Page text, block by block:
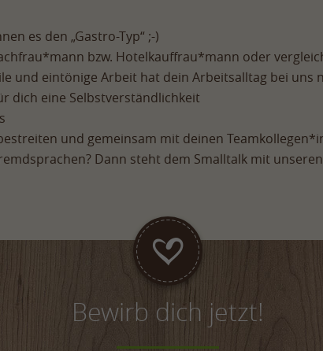
es den „Gastro-Typ“ ;-)
bzw. Hotelkauffrau*mann oder
und eintönige Arbeit hat dein Arbeitsalltag bei uns
dich eine Selbstverständlichkeit
und gemeinsam mit deinen
Dann steht dem Smalltalk mit
Bewirb dich jetzt!